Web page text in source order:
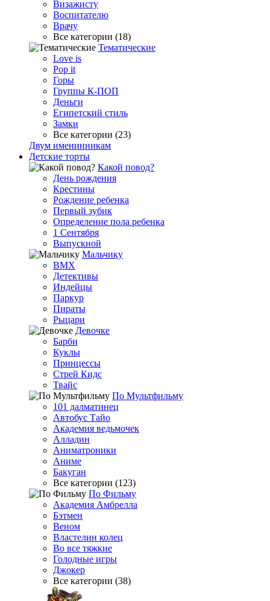
Визажисту
Воспитателю
Врачу
Все категории (18)
Тематические
Love is
Pop it
Горы
Группы К-ПОП
Деньги
Египетский стиль
Замки
Все категории (23)
Двум именинникам
Детские торты
Какой повод?
День рождения
Крестины
Рождение ребенка
Первый зубик
Определение пола ребенка
1 Сентября
Выпускной
Мальчику
BMX
Детективы
Индейцы
Паркур
Пираты
Рыцари
Девочке
Барби
Куклы
Принцессы
Стрей Кидс
Твайс
По Мультфильму
101 далматинец
Автобус Тайо
Академия ведьмочек
Алладин
Аниматроники
Аниме
Бакуган
Все категории (123)
По Фильму
Академия Амбрелла
Бэтмен
Веном
Властелин колец
Во все тяжкие
Голодные игры
Джокер
Все категории (38)